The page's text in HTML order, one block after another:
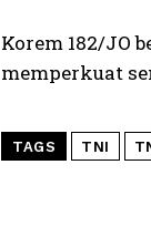
Korem 182/JO
memperkuat
TAGS TNI